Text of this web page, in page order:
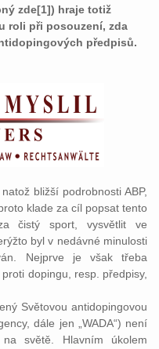
zde[1]) hraje totiž
roli při posouzení, zda
předpisů.
bližší podrobnosti ABP,
klade za cíl popsat tento
čistý sport, vysvětlit ve
byl v nedávné minulosti
Nejprve je však třeba
dopingu, resp. předpisy,
Světovou antidopingovou
dále jen „WADA“) není
světě. Hlavním úkolem